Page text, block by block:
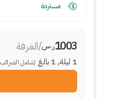
مستردة
1003ر.س/الغرفة
1 ليلة,
1 بالغ (شامل